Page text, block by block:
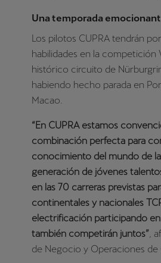
Una temporada
Los pilotos CUPRA tendrán
habilidades en la competición
histórico circuito de
habiendo hecho parada en
Macao.
“En CUPRA estamos
combinación perfecta para
conocimiento del mundo de
generación de jóvenes
en las 70 carreras previstas
continentales y nacionales
electrificación participando en
también competirán juntos”,
de Negocio y Operaciones de